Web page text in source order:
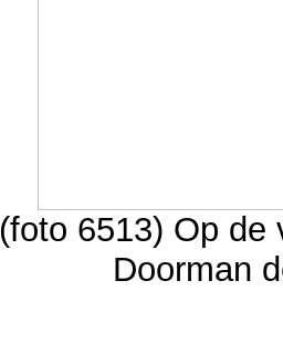
(foto 6513) Op de
Doorman